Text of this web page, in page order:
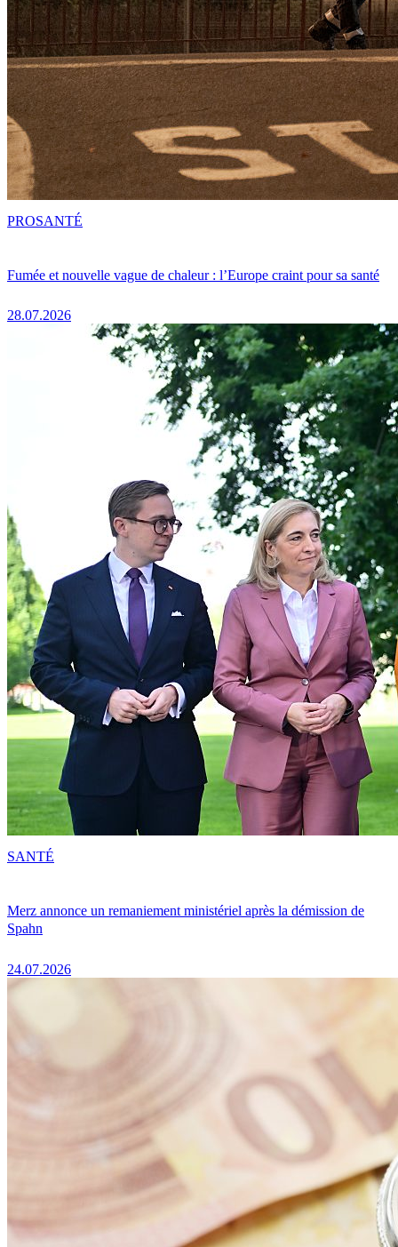
Fumée et nouvelle vague de chaleur : l’Europe craint pour sa santé
28.07.2026
PROSANTÉ
Merz annonce un remaniement ministériel après la démission de
Spahn
24.07.2026
SANTÉ